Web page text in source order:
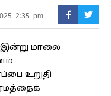
2:35 pm
இன்று மாலை
உறுதி